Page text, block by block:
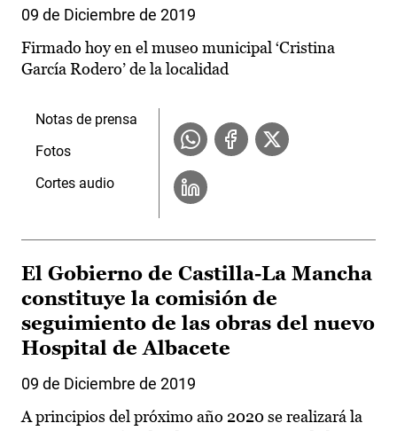
09 de Diciembre de 2019
Firmado hoy en el museo municipal ‘Cristina
García Rodero’ de la localidad
Notas de prensa
Fotos
Cortes audio
El Gobierno de Castilla-La Mancha
constituye la comisión de
seguimiento de las obras del nuevo
Hospital de Albacete
09 de Diciembre de 2019
A principios del próximo año 2020 se realizará la